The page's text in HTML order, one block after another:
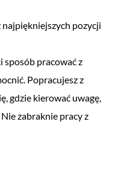
pozycji
sposób pracować z
Popracujesz z
gdzie kierować uwagę,
zabraknie pracy z